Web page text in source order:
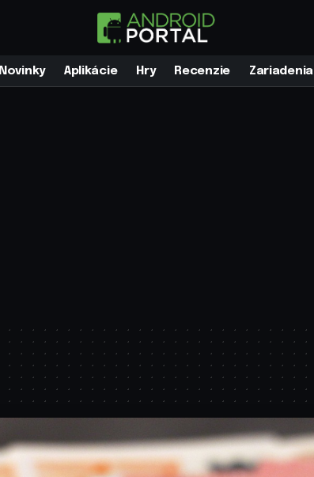
Novinky Aplikácie Hry Recenzie Zariadenia